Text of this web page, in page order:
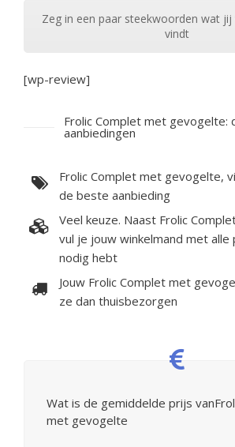
Zeg in een paar steekwoorden wat
vindt
[wp-review]
Frolic Complet met gevogelte:
aanbiedingen
Frolic Complet met gevogelte,
de beste aanbieding
Veel keuze. Naast Frolic
vul je jouw winkelmand met
nodig hebt
Jouw Frolic Complet met
ze dan thuisbezorgen
Wat is de gemiddelde prijs
met gevogelte